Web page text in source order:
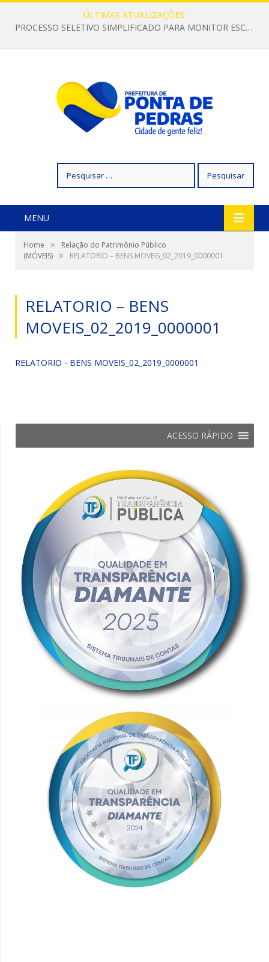
ÚLTIMAS ATUALIZAÇÕES:
PROCESSO SELETIVO SIMPLIFICADO PARA MONITOR ESCOLAR
por:
MENU
Home »
Relação do Patrimônio Público
(MÓVEIS) » RELATORIO – BENS MOVEIS_02_2019_0000001
RELATORIO – BENS
MOVEIS_02_2019_0000001
RELATORIO - BENS MOVEIS_02_2019_0000001
ACESSO RÁPIDO